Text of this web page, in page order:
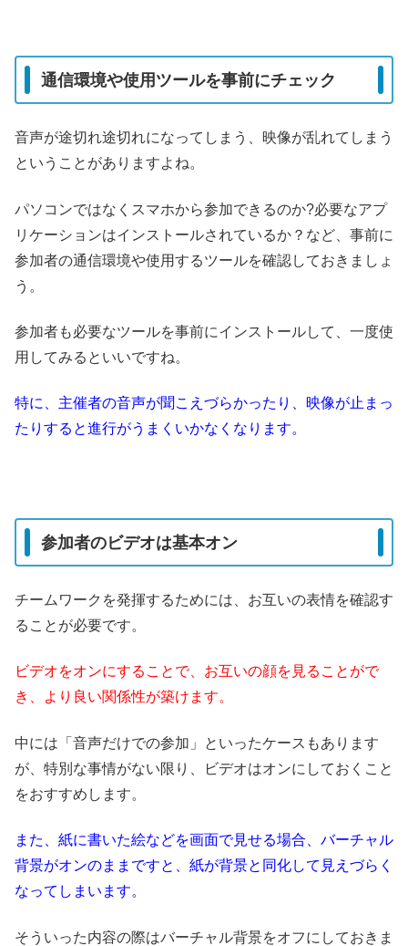
通信環境や使用ツールを事前にチェック
音声が途切れ途切れになってしまう、映像が乱れてしまう
ということがありますよね。
パソコンではなくスマホから参加できるのか?必要なアプ
リケーションはインストールされているか？など、事前に
参加者の通信環境や使用するツールを確認しておきましょ
う。
参加者も必要なツールを事前にインストールして、一度使
用してみるといいですね。
特に、主催者の音声が聞こえづらかったり、映像が止まっ
たりすると進行がうまくいかなくなります。
参加者のビデオは基本オン
チームワークを発揮するためには、お互いの表情を確認す
ることが必要です。
ビデオをオンにすることで、お互いの顔を見ることがで
き、より良い関係性が築けます。
中には「音声だけでの参加」といったケースもあります
が、特別な事情がない限り、ビデオはオンにしておくこと
をおすすめします。
また、紙に書いた絵などを画面で見せる場合、バーチャル
背景がオンのままですと、紙が背景と同化して見えづらく
なってしまいます。
そういった内容の際はバーチャル背景をオフにしておきま